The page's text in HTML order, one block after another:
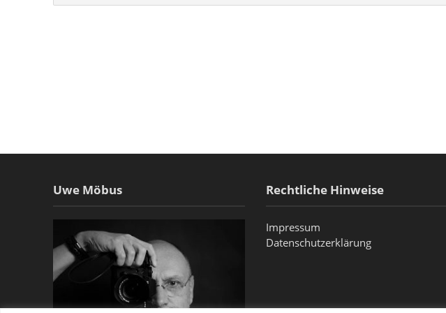
Uwe Möbus Rechtliche Hinweise
Impressum
Datenschutzerklärung